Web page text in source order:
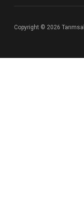
Copyright © 2026